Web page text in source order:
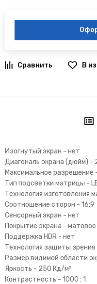
В
Изогнутый экран - нет
Диагональ экрана (дюйм) -
Максимальное разрешение
Тип подсветки матрицы -
Технология изготовления
Соотношение сторон - 16:9
Сенсорный экран - нет
Покрытие экрана - матовое
Поддержка HDR - нет
Технология защиты зрения
Размер видимой области
Яркость - 250 Кд/м²
Контрастность - 1000 : 1